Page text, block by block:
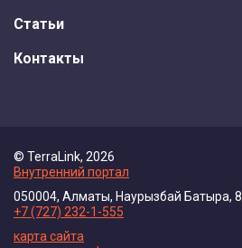
Статьи
Контакты
© TerraLink, 2026
Внутренний портал
050004, Алматы, Наурызбай Батыра, 8
+7 (727) 232-1-555
карта сайта